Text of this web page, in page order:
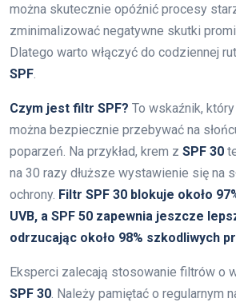
można skutecznie opóźnić procesy
zminimalizować negatywne skutki
Dlatego warto włączyć do codziennej
SPF.
Czym jest filtr SPF? To wskaźnik,
można bezpiecznie przebywać na
poparzeń. Na przykład, krem z SPF 30
na 30 razy dłuższe wystawienie się na
ochrony. Filtr SPF 30 blokuje około
UVB, a SPF 50 zapewnia jeszcze
odrzucając około 98% szkodliwych
Eksperci zalecają stosowanie filtrów o
SPF 30. Należy pamiętać o regularnym